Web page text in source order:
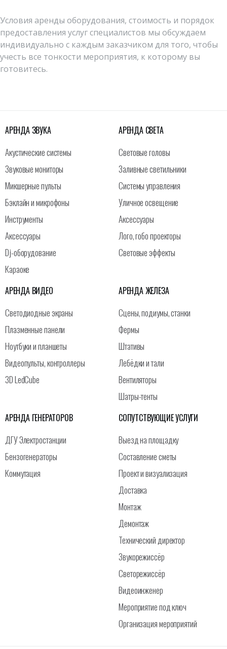
Условия аренды оборудования, стоимость и порядок
предоставления услуг специалистов мы обсуждаем
индивидуально с каждым заказчиком для того, чтобы
учесть все тонкости мероприятия, к которому вы
готовитесь.
АРЕНДА ЗВУКА
Акустические системы
Звуковые мониторы
Микшерные пульты
Бэклайн и микрофоны
Инструменты
Аксессуары
Dj-оборудование
Караоке
АРЕНДА СВЕТА
Световые головы
Заливные светильники
Системы управления
Уличное освещение
Аксессуары
Лого, гобо проекторы
Световые эффекты
АРЕНДА ВИДЕО
Светодиодные экраны
Плазменные панели
Ноутбуки и планшеты
Видеопульты, контроллеры
3D LedCube
АРЕНДА ЖЕЛЕЗА
Сцены, подиумы, станки
Фермы
Штативы
Лебёдки и тали
Вентиляторы
Шатры-тенты
АРЕНДА ГЕНЕРАТОРОВ
ДГУ Электростанции
Бензогенераторы
Коммутация
СОПУТСТВУЮЩИЕ УСЛУГИ
Выезд на площадку
Составление сметы
Проект и визуализация
Доставка
Монтаж
Демонтаж
Технический директор
Звукорежиссёр
Светорежиссёр
Видеоинженер
Мероприятие под ключ
Организация мероприятий